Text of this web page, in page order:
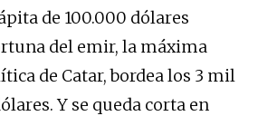
de 100.000 dólares
del emir, la máxima
de Catar, bordea los 3 mil
Y se queda corta en